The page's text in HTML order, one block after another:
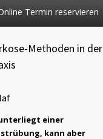
Termin reservieren
Methoden in der
einer
kann aber